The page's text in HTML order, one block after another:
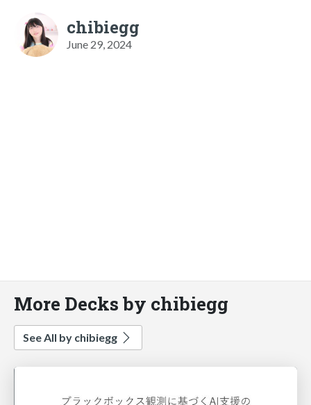
chibiegg
June 29, 2024
More Decks by chibiegg
See All by chibiegg